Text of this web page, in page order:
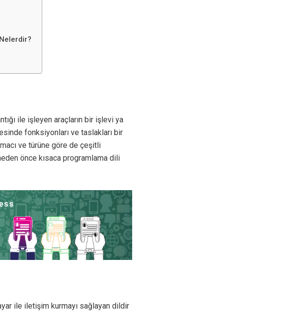
ile işleyen araçların bir işlevi ya
fonksiyonları ve taslakları bir
ve türüne göre de çeşitli
önce kısaca programlama dili
ile iletişim kurmayı sağlayan dildir